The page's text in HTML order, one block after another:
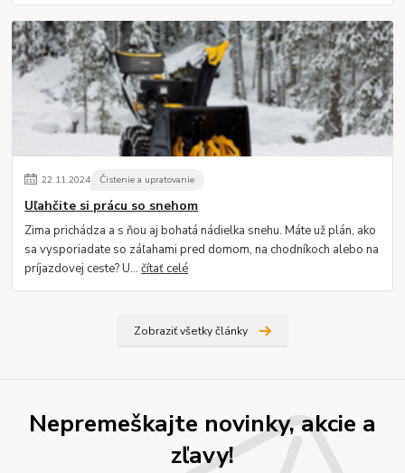
22.11.2024 Čistenie a upratovanie
Uľahčite si prácu so snehom
Zima prichádza a s ňou aj bohatá nádielka snehu. Máte už plán, ako
sa vysporiadate so záľahami pred domom, na chodníkoch alebo na
príjazdovej ceste? U...čítať celé
Zobraziť všetky články
Nepremeškajte novinky, akcie a
zľavy!